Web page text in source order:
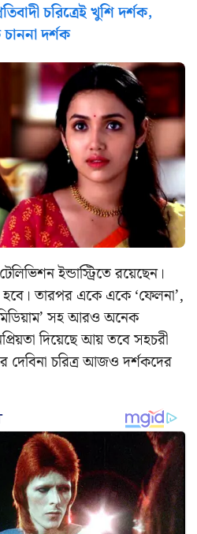
চরিত্রেই খুশি দর্শক,
দর্শক
ইন্ডাস্ট্রিতে রয়েছেন।
হবে। তারপর একে একে ‘ফেলনা’,
সহ আরও অনেক
দিয়েছে আয় তবে সহচরী
দেবিনা চরিত্র আজও দর্শকদের